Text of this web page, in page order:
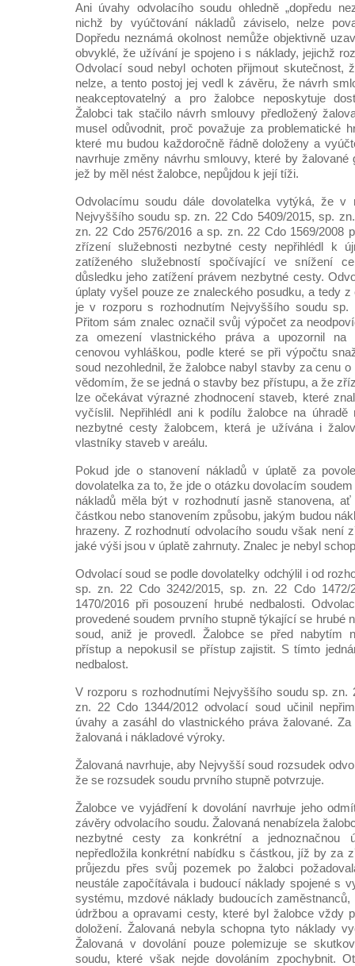
Ani úvahy odvolacího soudu ohledně „dopředu
nichž by vyúčtování nákladů záviselo, nelze
Dopředu neznámá okolnost nemůže objektivně
obvyklé, že užívání je spojeno i s náklady, jejichž
Odvolací soud nebyl ochoten přijmout skutečnost,
nelze, a tento postoj jej vedl k závěru, že návrh
neakceptovatelný a pro žalobce neposkytuje
Žalobci tak stačilo návrh smlouvy předložený
musel odůvodnit, proč považuje za problematické
které mu budou každoročně řádně doloženy a
navrhuje změny návrhu smlouvy, které by žalované
jež by měl nést žalobce, nepůjdou k její tíži.
Odvolacímu soudu dále dovolatelka vytýká, že v
Nejvyššího soudu sp. zn. 22 Cdo 5409/2015, sp.
zn. 22 Cdo 2576/2016 a sp. zn. 22 Cdo 1569/2008
zřízení služebnosti nezbytné cesty nepřihlédl k
zatíženého služebností spočívající ve snížení
důsledku jeho zatížení právem nezbytné cesty.
úplaty vyšel pouze ze znaleckého posudku, a tedy
je v rozporu s rozhodnutím Nejvyššího soudu sp.
Přitom sám znalec označil svůj výpočet za
za omezení vlastnického práva a upozornil na
cenovou vyhláškou, podle které se při výpočtu
soud nezohlednil, že žalobce nabyl stavby za cenu
vědomím, že se jedná o stavby bez přístupu, a že
lze očekávat výrazné zhodnocení staveb, které
vyčíslil. Nepřihlédl ani k podílu žalobce na
nezbytné cesty žalobcem, která je užívána i
vlastníky staveb v areálu.
Pokud jde o stanovení nákladů v úplatě za
dovolatelka za to, že jde o otázku dovolacím
nákladů měla být v rozhodnutí jasně stanovena, ať
částkou nebo stanovením způsobu, jakým budou
hrazeny. Z rozhodnutí odvolacího soudu však není
jaké výši jsou v úplatě zahrnuty. Znalec je nebyl
Odvolací soud se podle dovolatelky odchýlil i od
sp. zn. 22 Cdo 3242/2015, sp. zn. 22 Cdo
1470/2016 při posouzení hrubé nedbalosti.
provedené soudem prvního stupně týkající se hrubé
soud, aniž je provedl. Žalobce se před nabytím
přístup a nepokusil se přístup zajistit. S tímto
nedbalost.
V rozporu s rozhodnutími Nejvyššího soudu sp. zn.
zn. 22 Cdo 1344/2012 odvolací soud učinil
úvahy a zasáhl do vlastnického práva žalované. Za
žalovaná i nákladové výroky.
Žalovaná navrhuje, aby Nejvyšší soud rozsudek
že se rozsudek soudu prvního stupně potvrzuje.
Žalobce ve vyjádření k dovolání navrhuje jeho
závěry odvolacího soudu. Žalovaná nenabízela
nezbytné cesty za konkrétní a jednoznačnou
nepředložila konkrétní nabídku s částkou, jíž by za
průjezdu přes svůj pozemek po žalobci
neustále započítávala i budoucí náklady spojené s
systému, mzdové náklady budoucích zaměstnanců,
údržbou a opravami cesty, které byl žalobce vždy
doložení. Žalovaná nebyla schopna tyto náklady
Žalovaná v dovolání pouze polemizuje se
soudu, které však nejde dovoláním zpochybnit.